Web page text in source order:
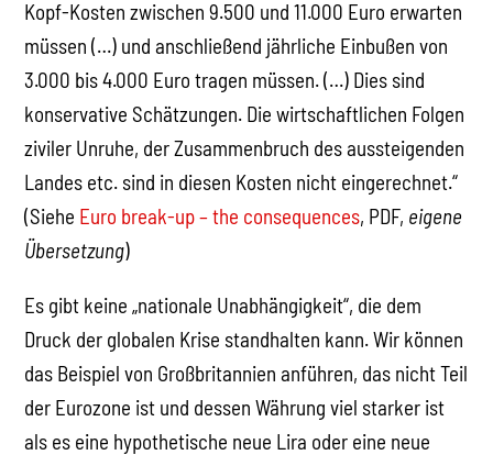
Kopf-Kosten zwischen 9.500 und 11.000 Euro erwarten
müssen (…) und anschließend jährliche Einbußen von
3.000 bis 4.000 Euro tragen müssen. (…) Dies sind
konservative Schätzungen. Die wirtschaftlichen Folgen
ziviler Unruhe, der Zusammenbruch des aussteigenden
Landes etc. sind in diesen Kosten nicht eingerechnet.“
(Siehe Euro break-up – the consequences, PDF, eigene
Übersetzung)
Es gibt keine „nationale Unabhängigkeit“, die dem
Druck der globalen Krise standhalten kann. Wir können
das Beispiel von Großbritannien anführen, das nicht Teil
der Eurozone ist und dessen Währung viel starker ist
als es eine hypothetische neue Lira oder eine neue